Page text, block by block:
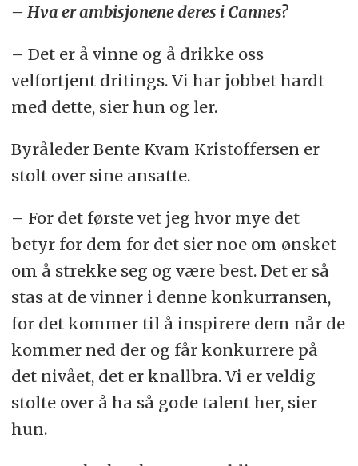
– Hva er ambisjonene deres i Cannes?
– Det er å vinne og å drikke oss
velfortjent dritings. Vi har jobbet hardt
med dette, sier hun og ler.
Byråleder Bente Kvam Kristoffersen er
stolt over sine ansatte.
– For det første vet jeg hvor mye det
betyr for dem for det sier noe om ønsket
om å strekke seg og være best. Det er så
stas at de vinner i denne konkurransen,
for det kommer til å inspirere dem når de
kommer ned der og får konkurrere på
det nivået, det er knallbra. Vi er veldig
stolte over å ha så gode talent her, sier
hun.